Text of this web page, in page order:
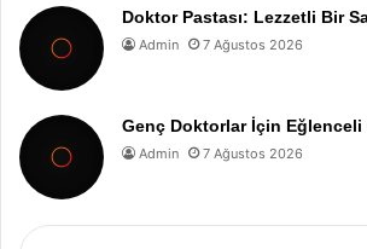
Doktor Pastası: Lezzetli Bir
Admin 7 Ağustos 2026
Genç Doktorlar İçin Eğlenceli
Admin 7 Ağustos 2026